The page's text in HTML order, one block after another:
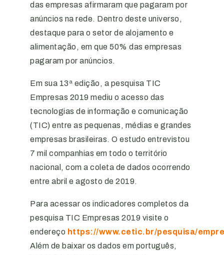
das empresas afirmaram que pagaram por
anúncios na rede. Dentro deste universo,
destaque para o setor de alojamento e
alimentação, em que 50% das empresas
pagaram por anúncios.
Em sua 13ª edição, a pesquisa TIC
Empresas 2019 mediu o acesso das
tecnologias de informação e comunicação
(TIC) entre as pequenas, médias e grandes
empresas brasileiras. O estudo entrevistou
7 mil companhias em todo o território
nacional, com a coleta de dados ocorrendo
entre abril e agosto de 2019.
Para acessar os indicadores completos da
pesquisa TIC Empresas 2019 visite o
endereço https://www.cetic.br/pesquisa/
Além de baixar os dados em português,